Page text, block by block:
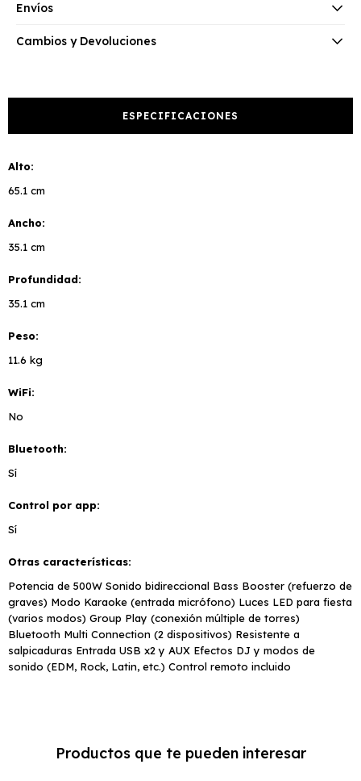
Envíos
Cambios y Devoluciones
ESPECIFICACIONES
Alto
65.1 cm
Ancho
35.1 cm
Profundidad
35.1 cm
Peso
11.6 kg
WiFi
No
Bluetooth
Sí
Control por app
Sí
Otras características
Potencia de 500W Sonido bidireccional Bass Booster (refuerzo de
graves) Modo Karaoke (entrada micrófono) Luces LED para fiesta
(varios modos) Group Play (conexión múltiple de torres)
Bluetooth Multi Connection (2 dispositivos) Resistente a
salpicaduras Entrada USB x2 y AUX Efectos DJ y modos de
sonido (EDM, Rock, Latin, etc.) Control remoto incluido
Productos que te pueden interesar